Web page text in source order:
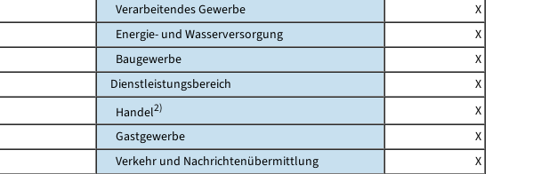
Verarbeitendes Gewerbe
X
Energie- und Wasserversorgung
X
Baugewerbe
X
Dienstleistungsbereich
X
Handel2)
X
Gastgewerbe
X
Verkehr und Nachrichtenübermittlung
X